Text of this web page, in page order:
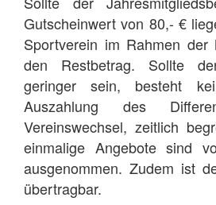
Gutscheinwert von 80,- €
Sportverein im Rahmen der
den Restbetrag. Sollte
geringer sein, besteht
Auszahlung des
Vereinswechsel, zeitlich
einmalige Angebote sind
ausgenommen. Zudem ist
übertragbar.